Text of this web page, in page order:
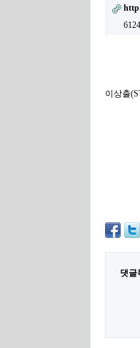
이상출
댓글